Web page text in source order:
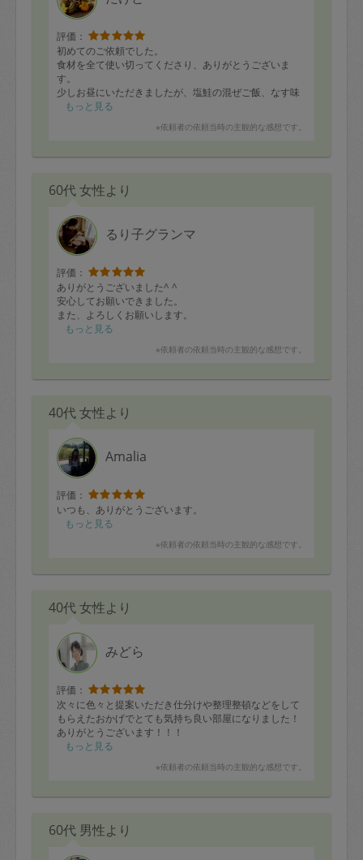
評価：
初めてのご依頼でした。
食材を全て使い切ってくださり、ありがとうございま
す。
少しお昼にいただきましたが、塩鮭の混ぜご飯、なす味
噌炒めなど、どれもおいしかったです。
もっと見る
※依頼者の依頼当時の主観的な感想です。
60代 女性より
るり子グランマ
評価：
ありがとうございました^ ^
安心してお願いできました。
また、よろしくお願いします。
もっと見る
※依頼者の依頼当時の主観的な感想です。
40代 女性より
Amalia
評価：
いつも、ありがとうございます。
もっと見る
※依頼者の依頼当時の主観的な感想です。
40代 女性より
みどら
評価：
次々に色々と提案いただき仕分けや整理整頓などをして
もらえたおかげでとても気持ち良い部屋になりました！
ありがとうございます！！！
もっと見る
※依頼者の依頼当時の主観的な感想です。
60代 男性より